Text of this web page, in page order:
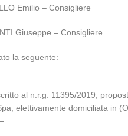
Emilio – Consigliere
Giuseppe – Consigliere
la seguente:
al n.r.g. 11395/2019,
elettivamente domiciliata in